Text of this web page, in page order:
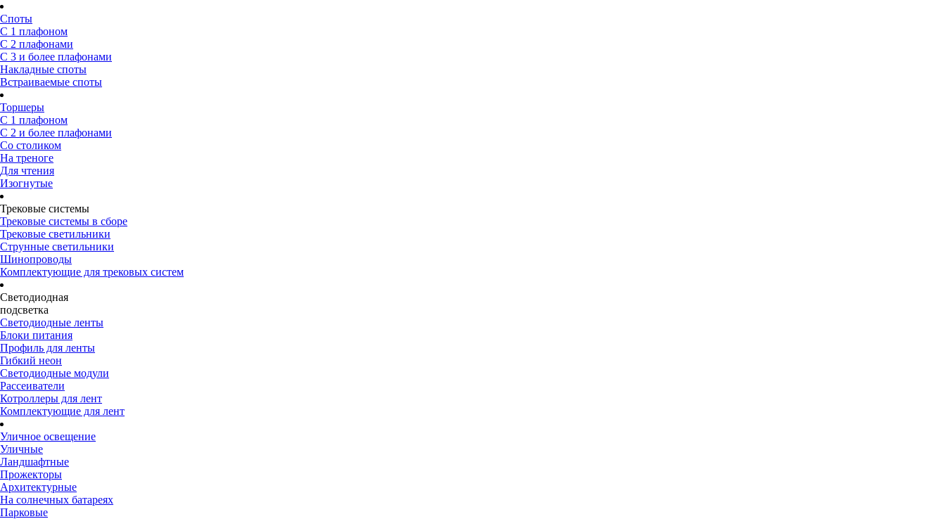
Споты
С 1 плафоном
С 2 плафонами
С 3 и более плафонами
Накладные споты
Встраиваемые споты
Торшеры
С 1 плафоном
С 2 и более плафонами
Со столиком
На треноге
Для чтения
Изогнутые
Трековые системы
Трековые системы в сборе
Трековые светильники
Струнные светильники
Шинопроводы
Комплектующие для трековых систем
Светодиодная
подсветка
Светодиодные ленты
Блоки питания
Профиль для ленты
Гибкий неон
Светодиодные модули
Рассеиватели
Котроллеры для лент
Комплектующие для лент
Уличное освещение
Уличные
Ландшафтные
Прожекторы
Архитектурные
На солнечных батареях
Парковые